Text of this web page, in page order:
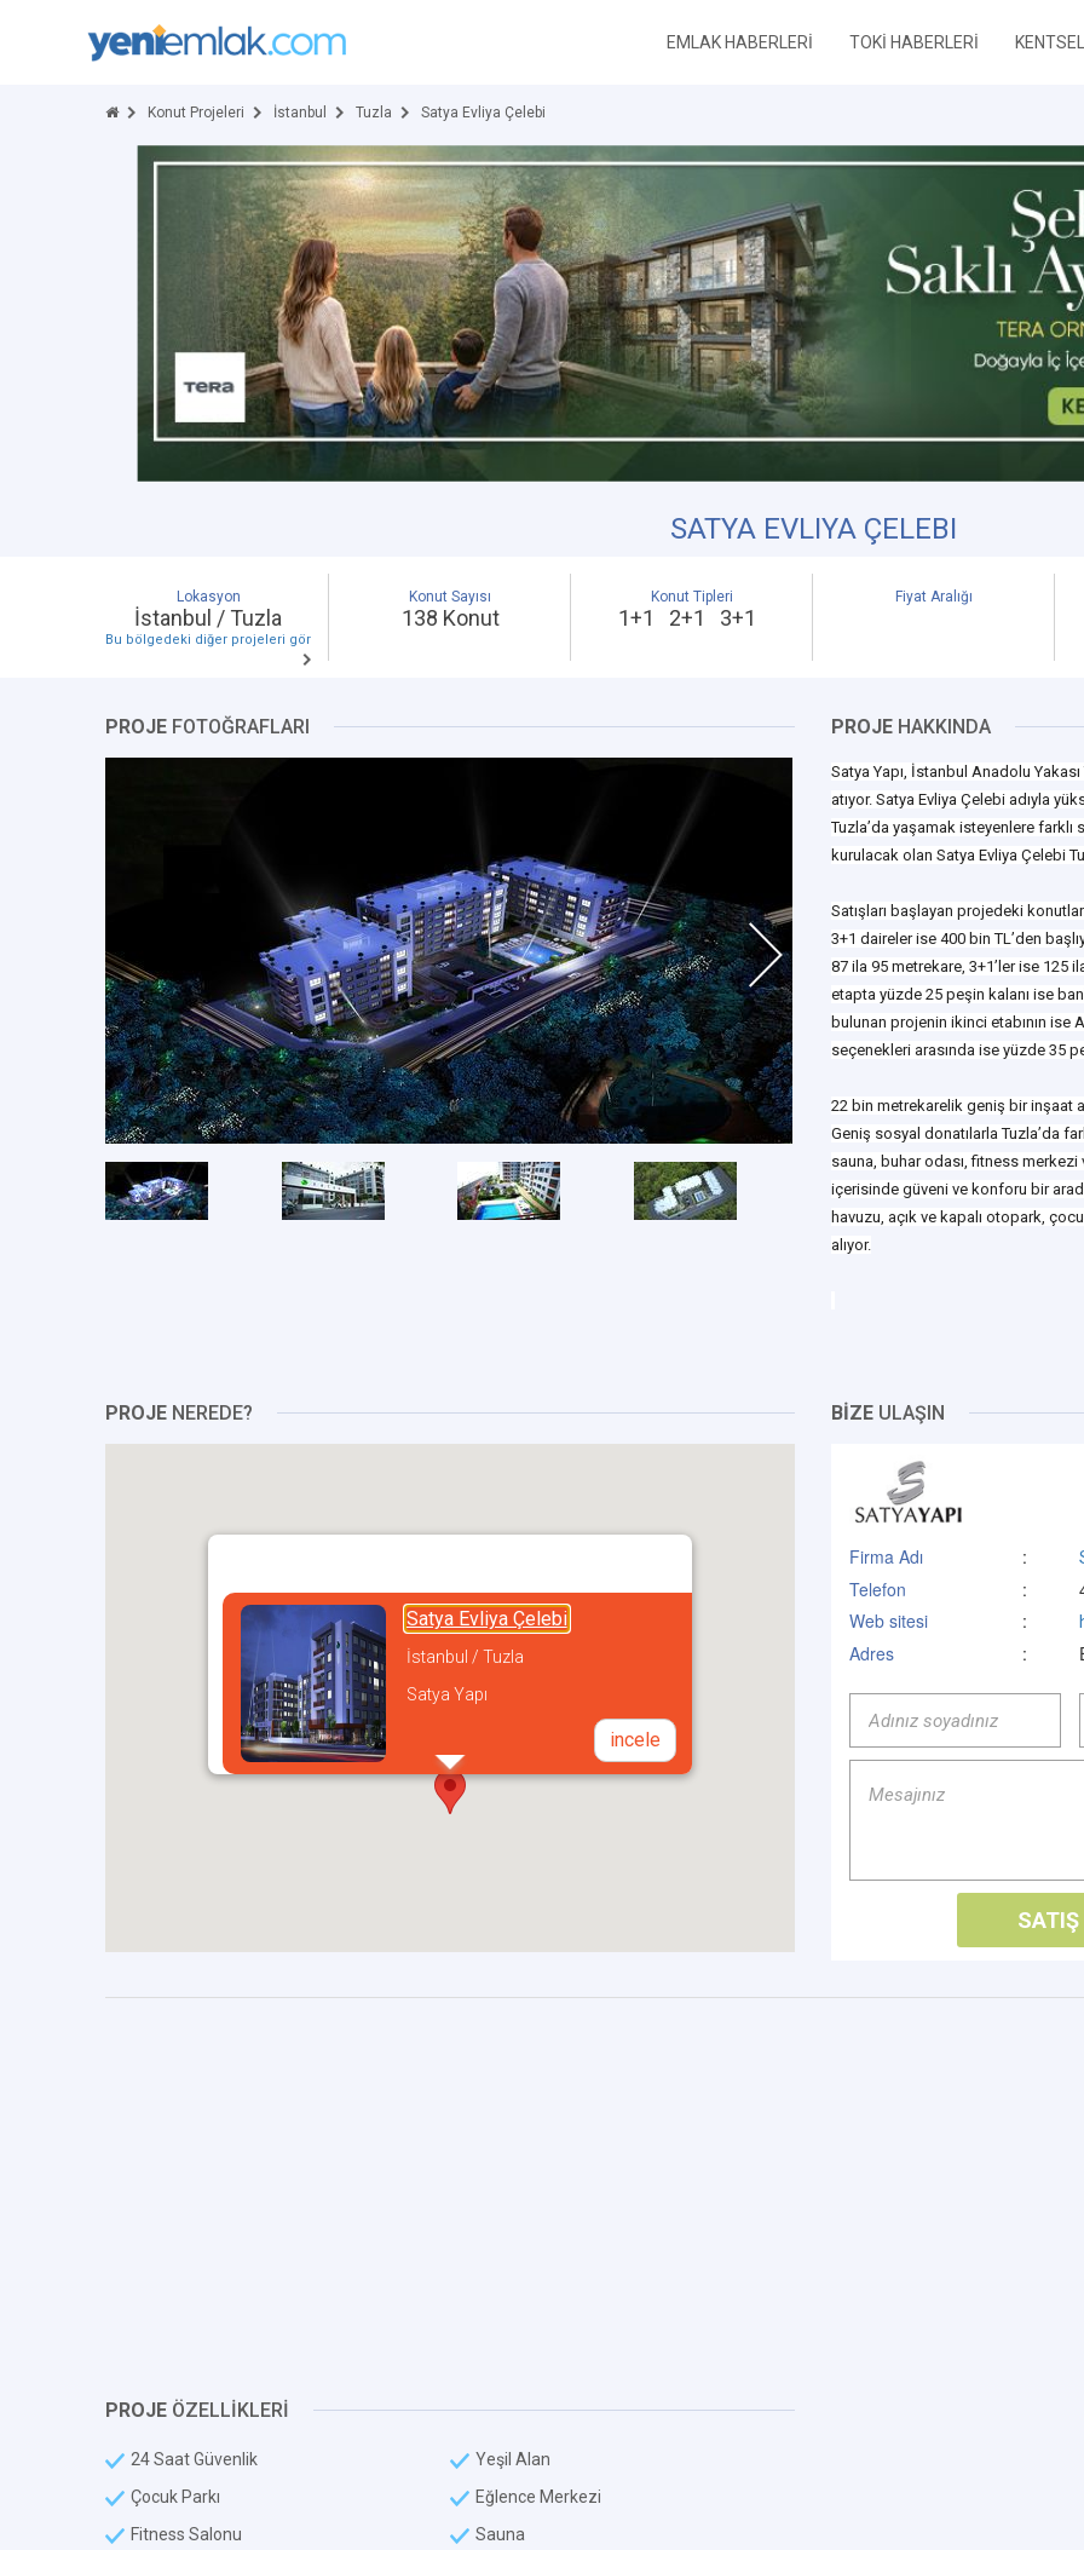
EMLAK HABERLERİ TOKİ HABERLERİ
Konut Projeleri İstanbul Tuzla Satya Evliya Çelebi
SATYA EVLIYA ÇELEBI
Lokasyon
İstanbul / Tuzla
Bu bölgedeki diğer projeleri gör
Konut Sayısı
138 Konut
Konut Tipleri
1+1 2+1 3+1
Fiyat Aralığı
PROJE FOTOĞRAFLARI PROJE HAKKINDA
Satya Yapı, İstanbul Anadolu
atıyor. Satya Evliya Çelebi adıyla
Tuzla’da yaşamak isteyenlere
kurulacak olan Satya Evliya Çelebi
Satışları başlayan projedeki
3+1 daireler ise 400 bin TL’den
87 ila 95 metrekare, 3+1’ler ise
etapta yüzde 25 peşin kalanı ise
bulunan projenin ikinci etabının ise
seçenekleri arasında ise yüzde 35
22 bin metrekarelik geniş bir inşaat
Geniş sosyal donatılarla Tuzla’da
sauna, buhar odası, fitness merkezi
içerisinde güveni ve konforu bir
havuzu, açık ve kapalı otopark,
alıyor.
PROJE NEREDE?
Satya Evliya Çelebi
İstanbul / Tuzla
Satya Yapı
incele
BİZE ULAŞIN
Firma Adı :
Telefon :
Web sitesi
:
Adres :
PROJE ÖZELLİKLERİ
24 Saat Güvenlik
Yeşil Alan
Çocuk Parkı
Eğlence Merkezi
Fitness Salonu
Sauna